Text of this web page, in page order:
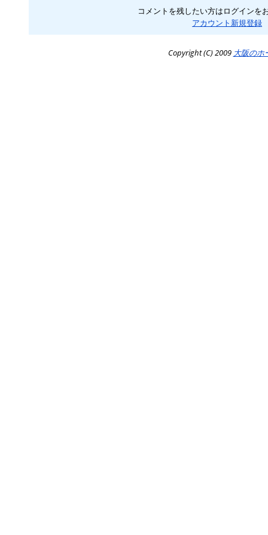
コメントを残したい方はログインを
アカウント新規登録
Copyright (C) 2009 大阪のホ